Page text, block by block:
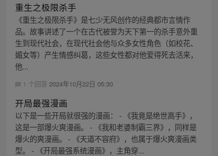
重生之极限杀手
《重生之极限杀手》是七少无风创作的经典都市言情作
品。故事讲述了一个在古代被誉为天下第一的杀手意外重
生到现代社会，在现代社会他与众多女性角色（如校花、
媚女等）产生情感纠葛，这些女性都对他爱得死去活来，
他...
1 个回答 2024年10月22日 05:30
开局最强漫画
以下是一些开局就很强的漫画： - 《我竟是绝世高手》，
这是一部爆火爽漫画。 - 《我和老婆制霸三界》，同样是
爆火的爽漫画。 - 《天道不容府》，也属于爆火爽漫画类
型。 - 《开局最强系统漫画》，主角穿...